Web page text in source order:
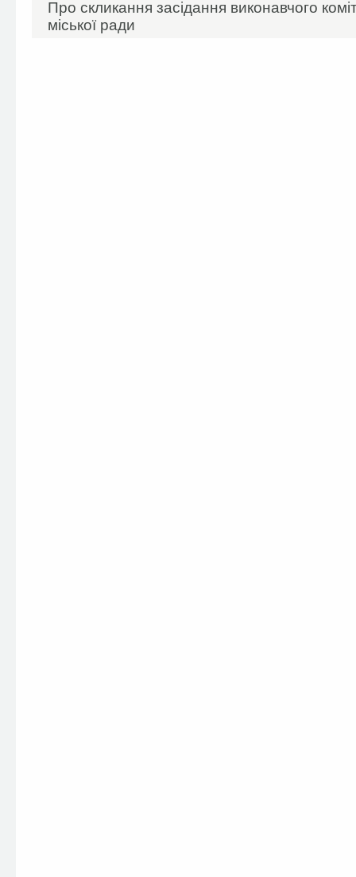
Про скликання засідання виконавчого
міської ради